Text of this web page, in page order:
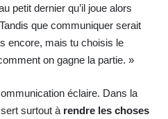
petit dernier qu’il joue alors
que communiquer serait
encore, mais tu choisis le
on gagne la partie. »
éclaire. Dans la
surtout à rendre les choses